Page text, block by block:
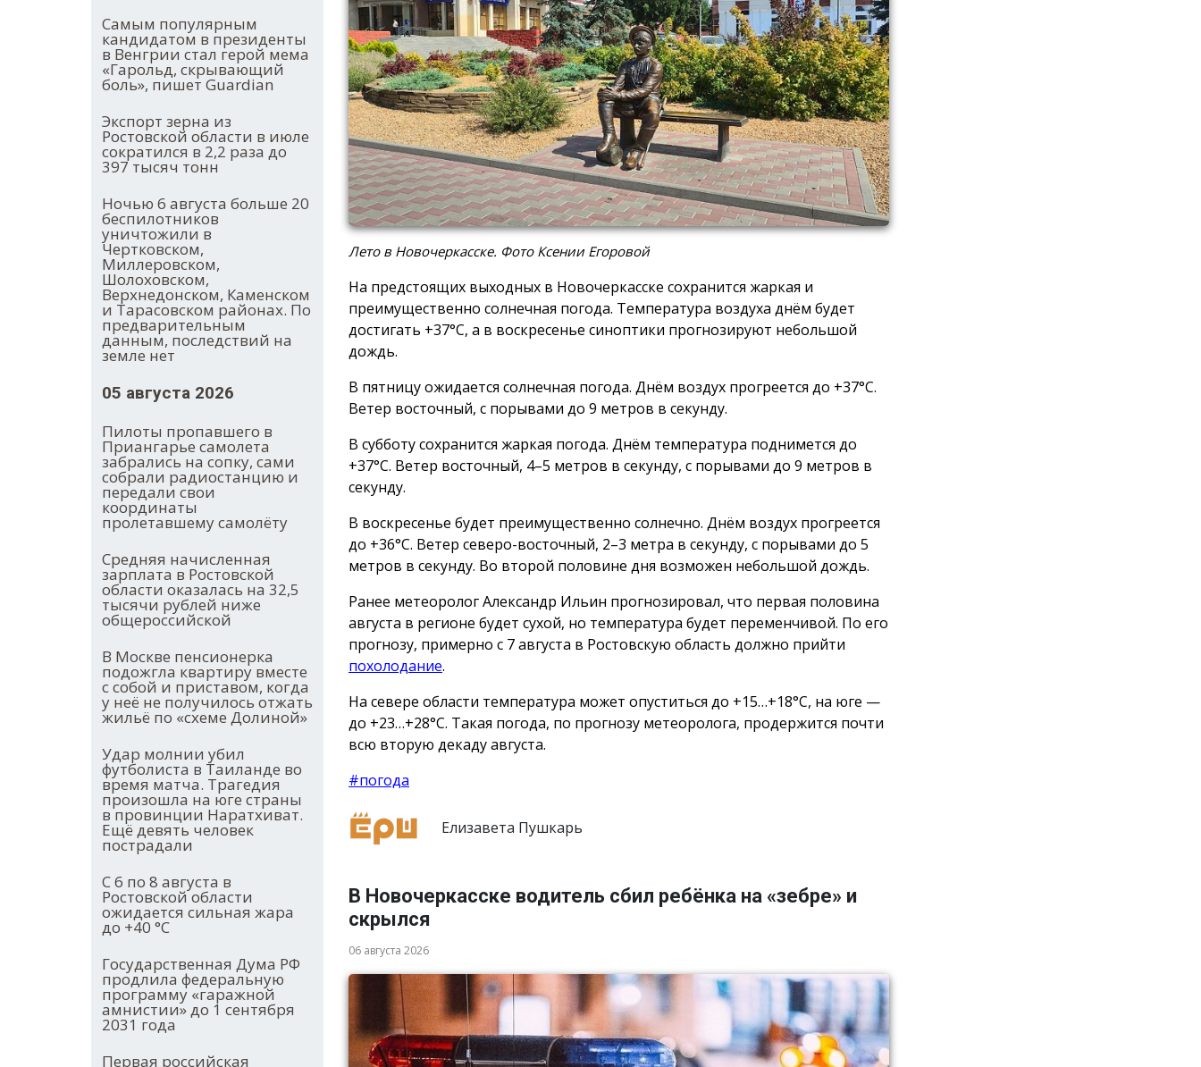
Самым популярным
кандидатом в президенты
в Венгрии стал герой мема
«Гарольд, скрывающий
боль», пишет Guardian
Экспорт зерна из
Ростовской области в июле
сократился в 2,2 раза до
397 тысяч тонн
Ночью 6 августа больше 20
беспилотников
уничтожили в
Чертковском,
Миллеровском,
Шолоховском,
Верхнедонском, Каменском
и Тарасовском районах. По
предварительным
данным, последствий на
земле нет
05 августа 2026
Пилоты пропавшего в
Приангарье самолета
забрались на сопку, сами
собрали радиостанцию и
передали свои
координаты
пролетавшему самолёту
Средняя начисленная
зарплата в Ростовской
области оказалась на 32,5
тысячи рублей ниже
общероссийской
В Москве пенсионерка
подожгла квартиру вместе
с собой и приставом, когда
у неё не получилось отжать
жильё по «схеме Долиной»
Удар молнии убил
футболиста в Таиланде во
время матча. Трагедия
произошла на юге страны
в провинции Наратхиват.
Ещё девять человек
пострадали
С 6 по 8 августа в
Ростовской области
ожидается сильная жара
до +40 °С
Государственная Дума РФ
продлила федеральную
программу «гаражной
амнистии» до 1 сентября
2031 года
Первая российская
Лето в Новочеркасске. Фото Ксении Егоровой
На предстоящих выходных в Новочеркасске сохранится жаркая и
преимущественно солнечная погода. Температура воздуха днём будет
достигать +37°C, а в воскресенье синоптики прогнозируют небольшой
дождь.
В пятницу ожидается солнечная погода. Днём воздух прогреется до +37°C.
Ветер восточный, с порывами до 9 метров в секунду.
В субботу сохранится жаркая погода. Днём температура поднимется до
+37°C. Ветер восточный, 4–5 метров в секунду, с порывами до 9 метров в
секунду.
В воскресенье будет преимущественно солнечно. Днём воздух прогреется
до +36°C. Ветер северо-восточный, 2–3 метра в секунду, с порывами до 5
метров в секунду. Во второй половине дня возможен небольшой дождь.
Ранее метеоролог Александр Ильин прогнозировал, что первая половина
августа в регионе будет сухой, но температура будет переменчивой. По его
прогнозу, примерно с 7 августа в Ростовскую область должно прийти
похолодание.
На севере области температура может опуститься до +15…+18°C, на юге —
до +23…+28°C. Такая погода, по прогнозу метеоролога, продержится почти
всю вторую декаду августа.
#погода
Елизавета Пушкарь
В Новочеркасске водитель сбил ребёнка на «зебре» и
скрылся
06 августа 2026